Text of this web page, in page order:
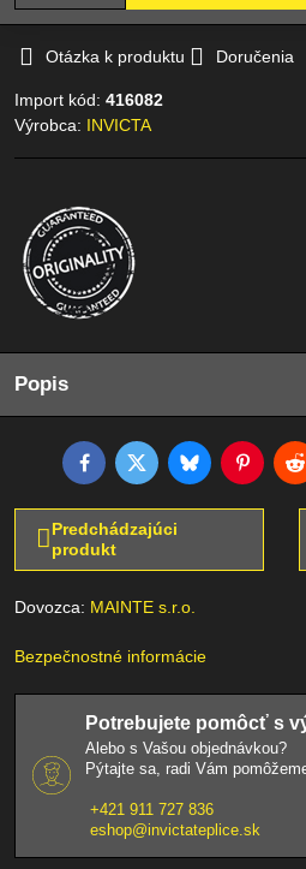
Otázka k produktu Doručenia
Import kód: 416082
Výrobca: INVICTA
Popis
FacebookTwitterBlueskyPinterest
Predchádzajúci
produkt
Dovozca: MAINTE s.r.o.
Bezpečnostné informácie
Potrebujete pomôcť s
Alebo s Vašou objednávkou?
Pýtajte sa, radi Vám
+421 911 727 836
eshop@invictateplice.sk